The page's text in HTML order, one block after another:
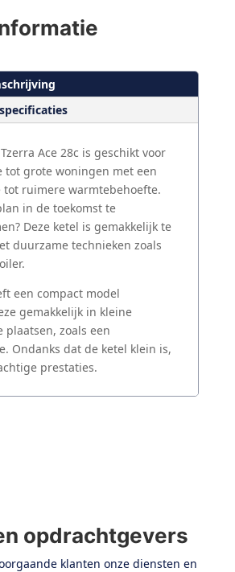
Ace 28c is geschikt voor
tot grote woningen met een
ruimere warmtebehoefte.
in de toekomst te
Deze ketel is gemakkelijk te
duurzame technieken zoals
een compact model
gemakkelijk in kleine
plaatsen, zoals een
Ondanks dat de ketel klein is,
prestaties.
opdrachtgevers
klanten onze diensten en